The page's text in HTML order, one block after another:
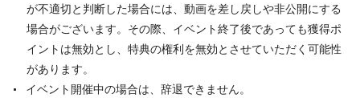
が不適切と判断した場合には、動画を差し戻しや非公開にする
場合がございます。その際、イベント終了後であっても獲得ポ
イントは無効とし、特典の権利を無効とさせていただく可能性
があります。
イベント開催中の場合は、辞退できません。